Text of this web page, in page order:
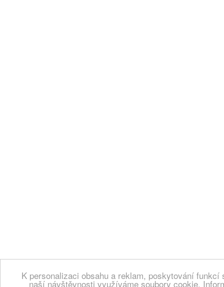
K personalizaci obsahu a reklam, poskytování
naší návštěvnosti využíváme soubory cookie.